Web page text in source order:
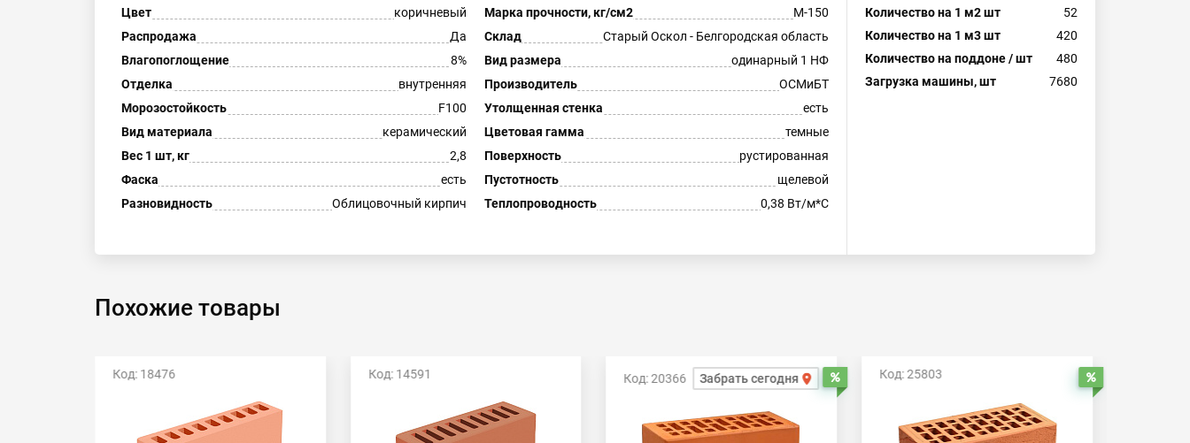
Цвет коричневый Марка прочности, кг/см2
М-150
Распродажа
Да Склад
Старый Оскол - Белгородская область
Влагопоглощение
8% Вид размера
одинарный 1 НФ
Отделка
внутренняя Производитель
ОСМиБТ
Морозостойкость
F100 Утолщенная стенка
есть
Вид материала
керамический Цветовая гамма
темные
Вес 1 шт, кг
2,8 Поверхность
рустированная
Фаска
есть Пустотность
щелевой
Разновидность
Облицовочный кирпич Теплопроводность 0,38 Вт/м*С
Количество на 1 м2 шт
52
Количество на 1 м3 шт
420
Количество на поддоне / шт
480
Загрузка машины, шт
7680
Похожие товары
Код: 18476 Код: 14591 Код: 20366 Забрать сегодня РаспродажаКод: 25803